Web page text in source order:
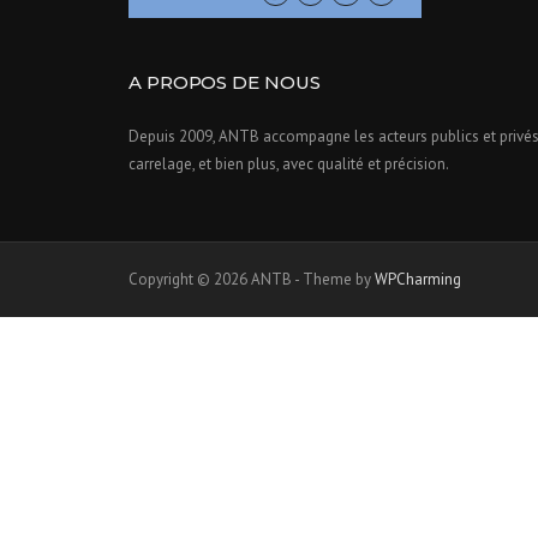
A PROPOS DE NOUS
Depuis 2009, ANTB accompagne les acteurs publics et
carrelage, et bien plus, avec qualité et précision.
Copyright © 2026 ANTB - Theme byWPCharming